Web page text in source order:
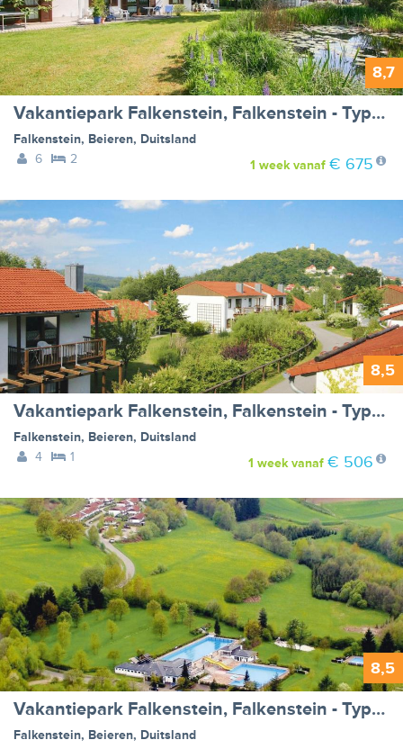
8,7
Vakantiepark Falkenstein, Falkenstein - Type D
Falkenstein, Beieren, Duitsland
6
2 1 weekvanaf € 675
8,5
Vakantiepark Falkenstein, Falkenstein - Type A
Falkenstein, Beieren, Duitsland
4
1 1 weekvanaf € 506
8,5
Vakantiepark Falkenstein, Falkenstein - Type B
Falkenstein, Beieren, Duitsland